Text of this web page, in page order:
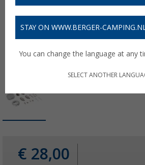
€ 28,00
STAY ON WWW.BERGER-
You can change the language at any
SELECT ANOTHER